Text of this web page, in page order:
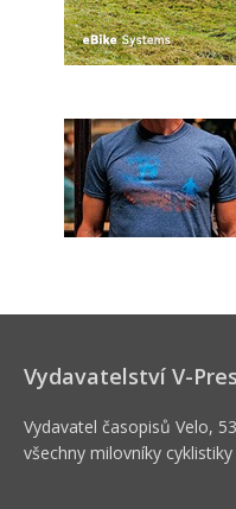
Vydavatelství V-
Vydavatel časopisů Velo,
všechny milovníky